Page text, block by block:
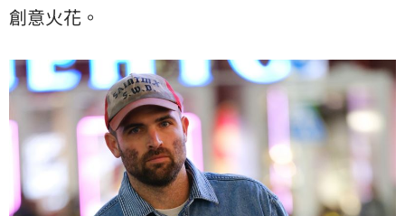
創意火花。